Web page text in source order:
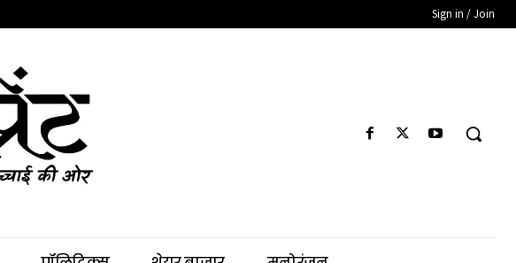
Sign in / Join